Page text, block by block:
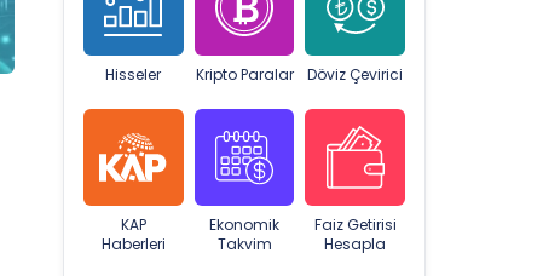
Hisseler Kripto Paralar Döviz Çevirici
KAP
Haberleri
Ekonomik
Takvim
Faiz Getirisi
Hesapla